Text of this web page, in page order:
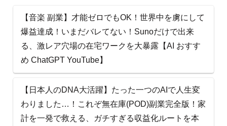
【音楽 副業】才能ゼロでもOK！世界中を虜にして
爆益達成！いまだバレてない！Sunoだけで出来
る、激レア穴場の在宅ワークを大暴露【AI おすす
め ChatGPT YouTube】
【日本人のDNA大活躍】たった一つのAIで人生変
わりました…！これぞ無在庫(POD)副業完全版！家
計を一発で救える、ガチすぎる収益化ルートを本